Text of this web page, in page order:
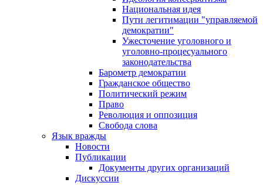
Национальная идея
Пути легитимации "управляемой
демократии"
Ужесточение уголовного и
уголовно-процесуального
законодательства
Барометр демократии
Гражданское общество
Политический режим
Право
Революция и оппозиция
Свобода слова
Язык вражды
Новости
Публикации
Документы других организаций
Дискуссии